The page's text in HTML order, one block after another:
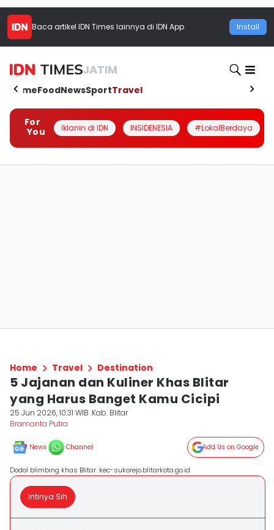
Baca artikel IDN Times lainnya di IDN App Install
JATIM
HomeFoodNewsSportTravel
For
You
Iklanin di IDN INSIDENESIA #LokalBerdaya
Home Travel Destination
5 Jajanan dan Kuliner Khas Blitar
yang Harus Banget Kamu Cicipi
25 Jun 2026, 10:31 WIB Kab. Blitar
Bramanta Putra
News Channel Add Us on Google
Dodol blimbing khas Blitar. kec-sukorejo.blitarkota.go.id
Intinya Sih